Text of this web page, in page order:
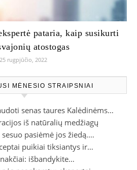
pataria, kaip susikurti
atostogas
25 rugpjūčio, 2022
MĖNESIO STRAIPSNIAI
senas taures Kalėdinėms…
iš natūralių medžiagų
pasiėmė jos žiedą.…
puikiai tiksiantys ir…
išbandykite…